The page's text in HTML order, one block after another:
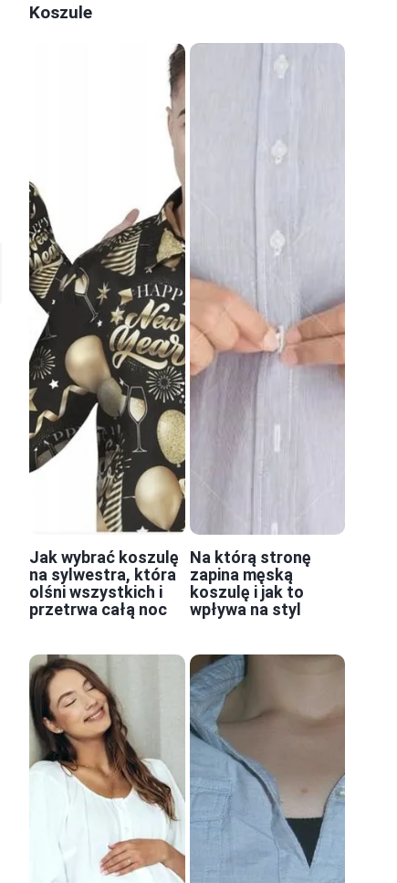
Koszule
Jak wybrać koszulę
na sylwestra, która
olśni wszystkich i
przetrwa całą noc
Na którą stronę
zapina męską
koszulę i jak to
wpływa na styl